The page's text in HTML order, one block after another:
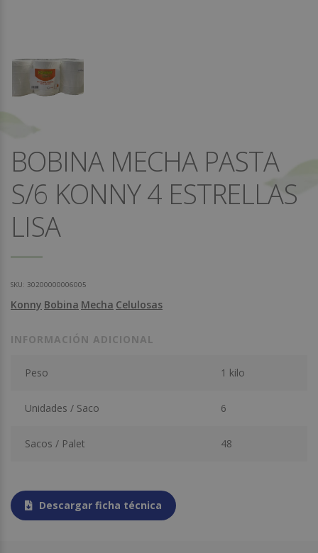
BOBINA MECHA PASTA
S/6 KONNY 4 ESTRELLAS
LISA
SKU: 30200000006005
Konny Bobina Mecha Celulosas
INFORMACIÓN ADICIONAL
Peso 1 kilo
Unidades / Saco 6
Sacos / Palet 48
Descargar ficha técnica